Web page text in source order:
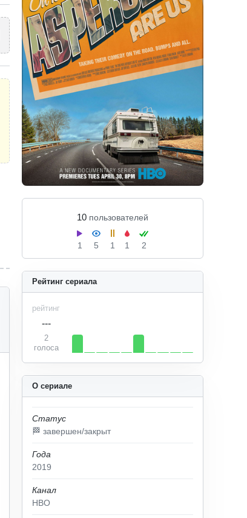
10 пользователей
1 5 1 1 2
О сериале
Статус
🏁 завершен/закрыт
Года
2019
Канал
HBO
Рейтинг сериала
рейтинг
---
2
голоса